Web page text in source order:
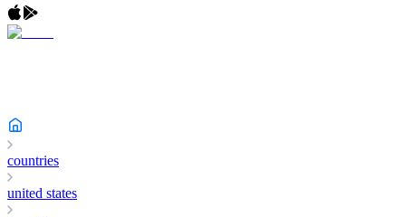
countries
united states